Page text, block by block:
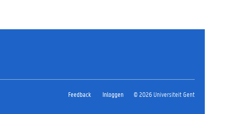
Feedback Inloggen © 2026 Universiteit Gent